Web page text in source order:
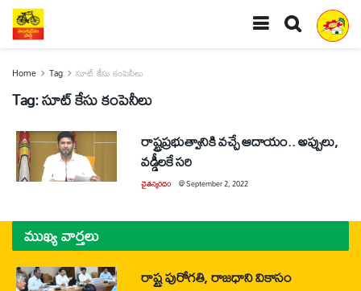
Home Tag సూట్‌ కేసు కంపెనీలు
Tag:సూట్‌ కేసు కంపెనీలు
రాష్ట్రప్రభుత్వానికి వచ్చే ఆదాయం.. అప్పులు,
వడ్డీలకే సరి
చైతన్యరధం @September 2, 2022
ముఖ్య వార్తలు
రాష్ట్ర పురోగతి, రాజధాని వికాసం